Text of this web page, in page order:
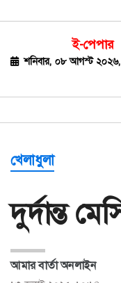
ই-পেপার
শনিবার, ০৮ আগস্ট
জাতীয়
রাজনীতি
বিশ্ব
বাণিজ্য
খেলাধুলা
খেলাধুলা
দুর্দান্ত
আমার বার্তা অনলাইন